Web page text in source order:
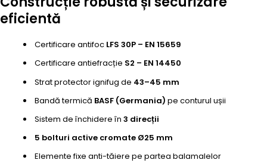
eficientă
Certificare antifoc LFS 30P – EN 15659
Certificare antiefracție S2 – EN 14450
Strat protector ignifug de 43–45 mm
Bandă termică BASF (Germania) pe conturul ușii
Sistem de închidere în 3 direcții
5 bolturi active cromate Ø25 mm
Elemente fixe anti-tăiere pe partea balamalelor